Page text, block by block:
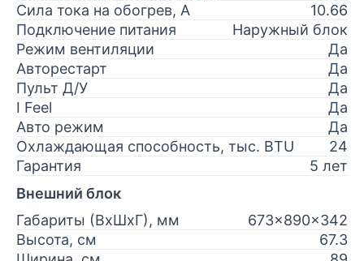
Сила тока на обогрев, А
10.66
Подключение питания
Наружный блок
Режим вентиляции
Да
Авторестарт
Да
Пульт Д/У
Да
I Feel
Да
Авто режим
Да
Охлаждающая способность, тыс. BTU
24
Гарантия
5 лет
Внешний блок
Габариты (ВхШхГ), мм
673x890x342
Высота, см
67.3